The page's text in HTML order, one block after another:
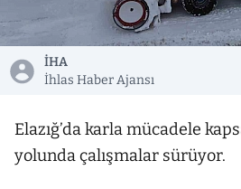
İHA
İhlas Haber Ajansı
Elazığ’da karla mücadele
yolunda çalışmalar sürüyor.